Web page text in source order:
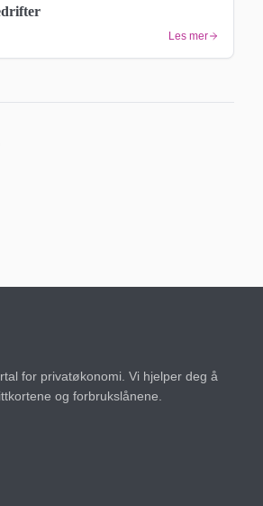
Les mer
for privatøkonomi. Vi hjelper deg å
og forbrukslånene.